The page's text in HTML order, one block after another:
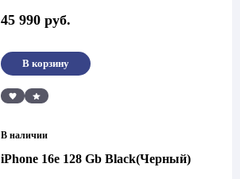
45 990 руб.
Сравнить
В корзину
В наличии
iPhone 16e 128 Gb Black(Черный)